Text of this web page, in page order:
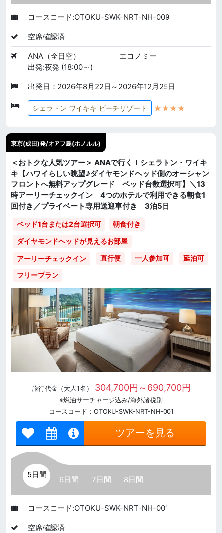
コースコード:OTOKU-SWK-NRT-NH-009
空席確認済
ANA（全日空）
エコノミー
出発:夜発 (18:00～)
出発日：2026年8月22日～2026年12月25日
シェラトン ワイキキ ビーチリゾート ★★★★
東京(成田)発/オアフ島(ホノルル)
＜おトクな人気ツアー＞ ANAで行く！シェラトン・ワイキ
キ【ハワイらしい眺望♪ダイヤモンドヘッド側のオーシャン
フロントへ無料アップグレード ベッド台数選択可】＼13
時アーリーチェックイン 4つのホテルで利用できる朝食1
回付き／プライベート専用送迎車付き 3泊5日
ベッド1台または2台選択可
朝食付き
ダイヤモンドヘッドが見えるお部屋
アーリーチェックイン 直行便 一人参加可 延泊可
フリープラン
旅行代金（大人1名） 304,700円～690,700円
※燃油サーチャージ込み/海外諸税別
コースコード：OTOKU-SWK-NRT-NH-001
ツアーを見る
5日間
6日間 7日間 8日間
コースコード:OTOKU-SWK-NRT-NH-001
空席確認済